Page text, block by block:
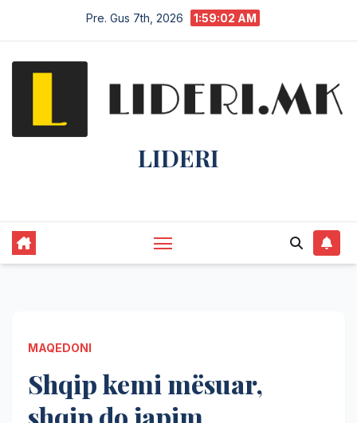
Pre. Gus 7th, 2026 1:59:03 AM
LIDERI
MAQEDONI
Shqip kemi mësuar,
shqip do japim